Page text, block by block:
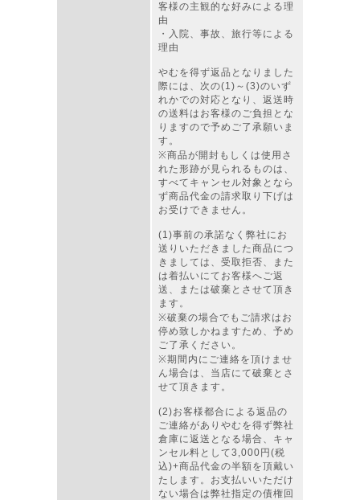
客様の主観的な好みによる理
由
・入院、事故、旅行等による
理由
やむを得ず返品となりました
際には、次の(1)～(3)のいず
れかでの対応となり、返送時
の送料はお客様のご負担とな
りますので予めご了承願いま
す。
※商品が開封もしくは使用さ
れた形跡が見られるものは、
すべてキャンセル対象となら
ず商品代金の請求取り下げは
お受けできません。
(1)事前の承諾なく弊社にお
送りいただきました商品につ
きましては、受取拒否、また
は着払いにてお客様へご返
送、または破棄とさせて頂き
ます。
※破棄の場合でもご請求はお
停め致しかねますため、予め
ご了承ください。
※期間内にご連絡を頂けませ
ん場合は、当店にて破棄とさ
せて頂きます。
(2)お客様都合による返品の
ご連絡がありやむを得ず弊社
倉庫に返送となる場合、キャ
ンセル料として3,000円(税
込)+商品代金の半額を頂戴い
たします。お支払いいただけ
ない場合は弊社指定の債権回